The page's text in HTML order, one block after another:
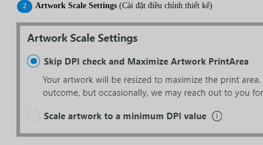
Artwork Scale Settings (Cài đặt điều chỉnh thiết kế)